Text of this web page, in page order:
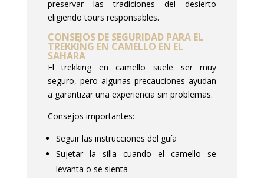
preservar las tradiciones del desierto
eligiendo tours responsables.
CONSEJOS DE SEGURIDAD PARA EL
TREKKING EN CAMELLO EN EL
SAHARA
El trekking en camello suele ser muy
seguro, pero algunas precauciones ayudan
a garantizar una experiencia sin problemas.
Consejos importantes:
Seguir las instrucciones del guía
Sujetar la silla cuando el camello se
levanta o se sienta